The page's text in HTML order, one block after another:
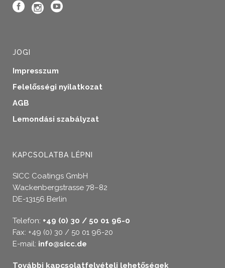
JOGI
Impresszum
Felelősségi nyilatkozat
AGB
Lemondási szabályzat
KAPCSOLATBA LÉPNI
SICC Coatings GmbH
Wackenbergstrasse 78–82
DE-13156 Berlin
Telefon: +49 (0) 30 / 50 01 96-0
Fax: +49 (0) 30 / 50 01 96-20
E-mail: info@sicc.de
További kapcsolatfelvételi lehetőségek